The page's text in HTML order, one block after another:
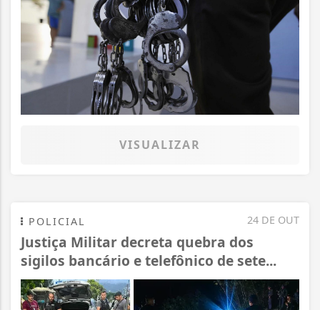
VISUALIZAR
24 DE OUT
POLICIAL
Justiça Militar decreta quebra dos
sigilos bancário e telefônico de sete...